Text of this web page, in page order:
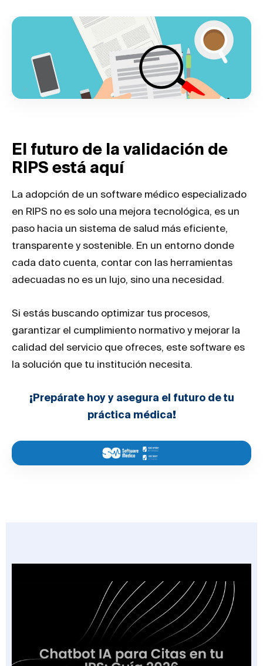
El futuro de la validación de
RIPS está aquí
La adopción de un software médico especializado
en RIPS no es solo una mejora tecnológica, es un
paso hacia un sistema de salud más eficiente,
transparente y sostenible. En un entorno donde
cada dato cuenta, contar con las herramientas
adecuadas no es un lujo, sino una necesidad.
Si estás buscando optimizar tus procesos,
garantizar el cumplimiento normativo y mejorar la
calidad del servicio que ofreces, este software es
la solución que tu institución necesita.
¡Prepárate hoy y asegura el futuro de tu
práctica médica!